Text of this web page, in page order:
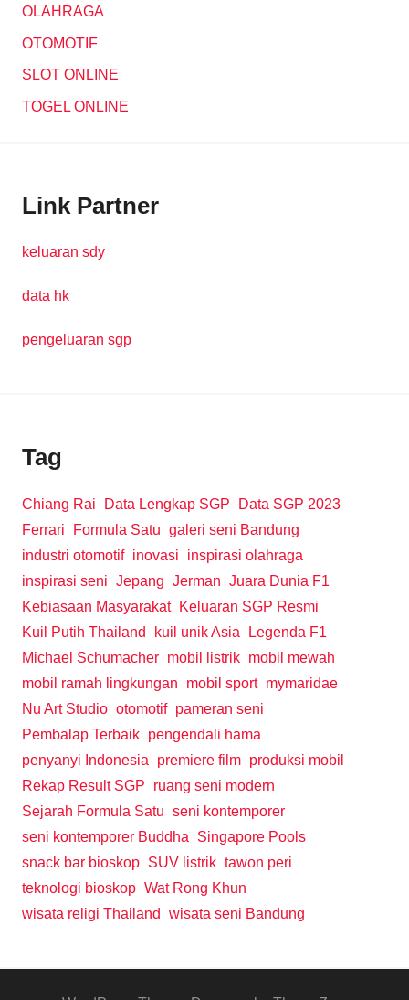
OLAHRAGA
OTOMOTIF
SLOT ONLINE
TOGEL ONLINE
Link Partner
keluaran sdy
data hk
pengeluaran sgp
Tag
Chiang Rai Data Lengkap SGP
Data SGP 2023
Ferrari
Formula Satu galeri seni Bandung
industri otomotif inovasi
inspirasi olahraga
inspirasi seni Jepang Jerman Juara Dunia F1
Kebiasaan Masyarakat
Keluaran SGP Resmi
Kuil Putih Thailand
kuil unik Asia
Legenda F1
Michael Schumacher mobil listrik mobil mewah
mobil ramah lingkungan
mobil sport mymaridae
Nu Art Studio otomotif pameran seni
Pembalap Terbaik pengendali hama
penyanyi Indonesia
premiere film produksi mobil
Rekap Result SGP
ruang seni modern
Sejarah Formula Satu seni kontemporer
seni kontemporer Buddha
Singapore Pools
snack bar bioskop SUV listrik tawon peri
teknologi bioskop Wat Rong Khun
wisata religi Thailand
wisata seni Bandung